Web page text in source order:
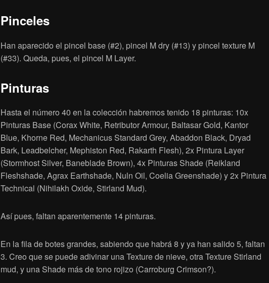
Pinceles
Han aparecido el pincel base (#2), pincel M dry (#13) y pincel texture M
(#33). Queda, pues, el pincel M Layer.
Pinturas
Hasta el número 40 en la colección habremos tenido 18 pinturas: 10x
Pinturas Base (Corax White, Retributor Armour, Baltasar Gold, Kantor
Blue, Khorne Red, Mechanicus Standard Grey, Abaddon Black, Dryad
Bark, Leadbelcher, Mephiston Red, Rakarth Flesh), 2x Pintura Layer
(Stormhost Silver, Baneblade Brown), 4x Pinturas Shade (Reikland
Fleshshade, Agrax Earthshade, Nuln Oil, Coelia Greenshade) y 2x Pintura
Technical (Nihilakh Oxide, Stirland Mud).
Así pues, faltan aparentemente 14 pinturas.
En la fila de botes grandes, sabiendo que habrá 8 y ya han salido 5, faltan
3. Creo que se puede adivinar una Texture de nieve, otra Texture Stirland
mud, y una Shade más de tono rojizo (Carroburg Crimson?).